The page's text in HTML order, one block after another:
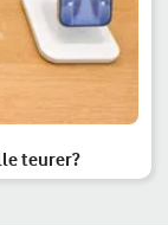
teurer?